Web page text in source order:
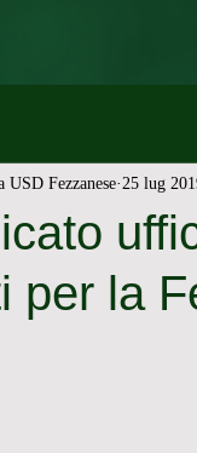
per la
Fezzanese 25 lug